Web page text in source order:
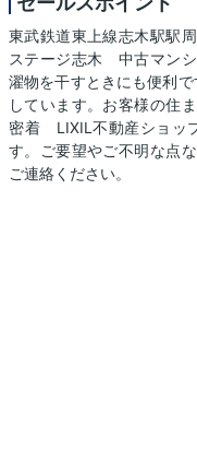
東武鉄道東上線志木駅駅
ステージ志木 中古マン
濯物を干すときにも便利
しています。お客様の住
密着 LIXIL不動産ショッ
す。ご要望やご不明な点
ご連絡ください。